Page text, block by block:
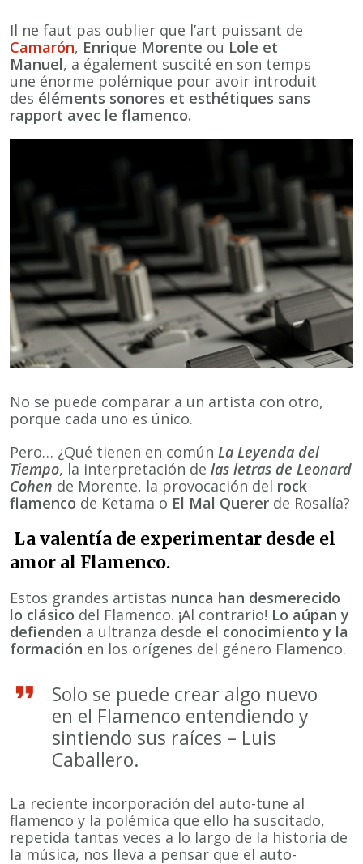
Il ne faut pas oublier que l’art puissant de
Camarón, Enrique Morente ou Lole et
Manuel, a également suscité en son temps
une énorme polémique pour avoir introduit
des éléments sonores et esthétiques sans
rapport avec le flamenco.
No se puede comparar a un artista con otro,
porque cada uno es único.
Pero… ¿Qué tienen en común La Leyenda del
Tiempo, la interpretación de las letras de Leonard
Cohen de Morente, la provocación del rock
flamenco de Ketama o El Mal Querer de Rosalía?
La valentía de experimentar desde el
amor al Flamenco.
Estos grandes artistas nunca han desmerecido
lo clásico del Flamenco. ¡Al contrario! Lo aúpan y
defienden a ultranza desde el conocimiento y la
formación en los orígenes del género Flamenco.
Solo se puede crear algo nuevo
en el Flamenco entendiendo y
sintiendo sus raíces – Luis
Caballero.
La reciente incorporación del auto-tune al
flamenco y la polémica que ello ha suscitado,
repetida tantas veces a lo largo de la historia de
la música, nos lleva a pensar que el auto-